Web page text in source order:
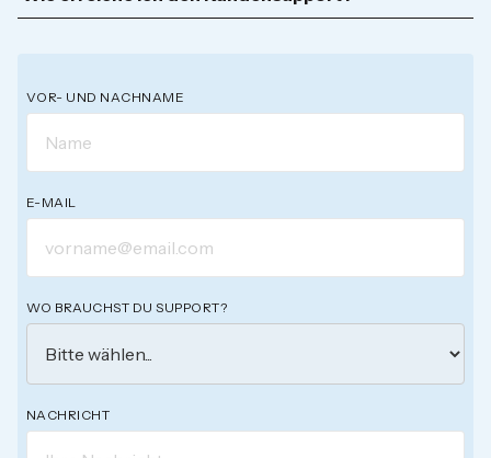
VOR- UND NACHNAME
E-MAIL
WO BRAUCHST DU SUPPORT?
NACHRICHT